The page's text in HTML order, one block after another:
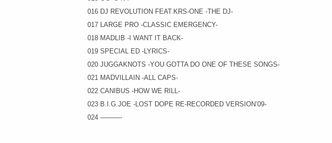
016 DJ REVOLUTION FEAT.KRS-ONE -THE DJ-
017 LARGE PRO -CLASSIC EMERGENCY-
018 MADLIB -I WANT IT BACK-
019 SPECIAL ED -LYRICS-
020 JUGGAKNOTS -YOU GOTTA DO ONE OF THESE SONGS-
021 MADVILLAIN -ALL CAPS-
022 CANIBUS -HOW WE RILL-
023 B.I.G.JOE -LOST DOPE RE-RECORDED VERSION’09-
024 ———-